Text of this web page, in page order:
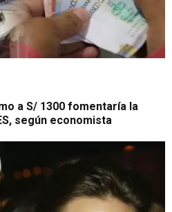
a S/ 1300 fomentaría la
según economista